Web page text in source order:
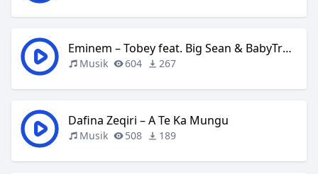
Eminem – Tobey feat. Big Sean & BabyTron
Musik 604 267
Dafina Zeqiri – A Te Ka Mungu
Musik 508 189